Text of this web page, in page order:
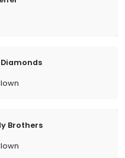
Diamonds
Brothers